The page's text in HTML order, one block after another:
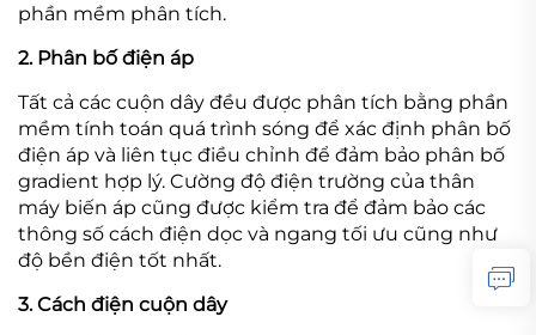
phần mềm phân tích.
2. Phân bố điện áp
Tất cả các cuộn dây đều được phân tích bằng phần
mềm tính toán quá trình sóng để xác định phân bố
điện áp và liên tục điều chỉnh để đảm bảo phân bố
gradient hợp lý. Cường độ điện trường của thân
máy biến áp cũng được kiểm tra để đảm bảo các
thông số cách điện dọc và ngang tối ưu cũng như
độ bền điện tốt nhất.
3. Cách điện cuộn dây